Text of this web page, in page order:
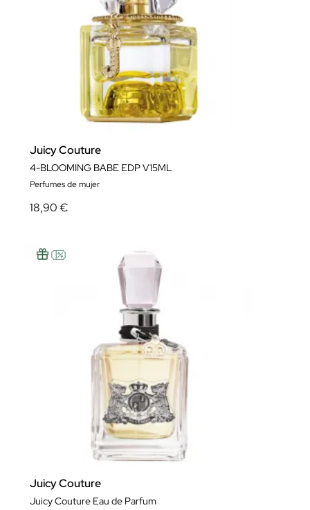
Juicy Couture
4-BLOOMING BABE EDP V15ML
Perfumes de mujer
18,90 €
Juicy Couture
Juicy Couture Eau de Parfum